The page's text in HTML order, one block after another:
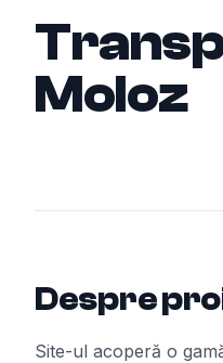
Moloz
Despre
Site-ul acoperă o